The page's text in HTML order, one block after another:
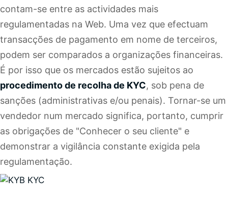
contam-se entre as actividades mais
regulamentadas na Web. Uma vez que efectuam
transacções de pagamento em nome de terceiros,
podem ser comparados a organizações financeiras.
É por isso que os mercados estão sujeitos ao
procedimento de recolha de KYC, sob pena de
sanções (administrativas e/ou penais). Tornar-se um
vendedor num mercado significa, portanto, cumprir
as obrigações de "Conhecer o seu cliente" e
demonstrar a vigilância constante exigida pela
regulamentação.